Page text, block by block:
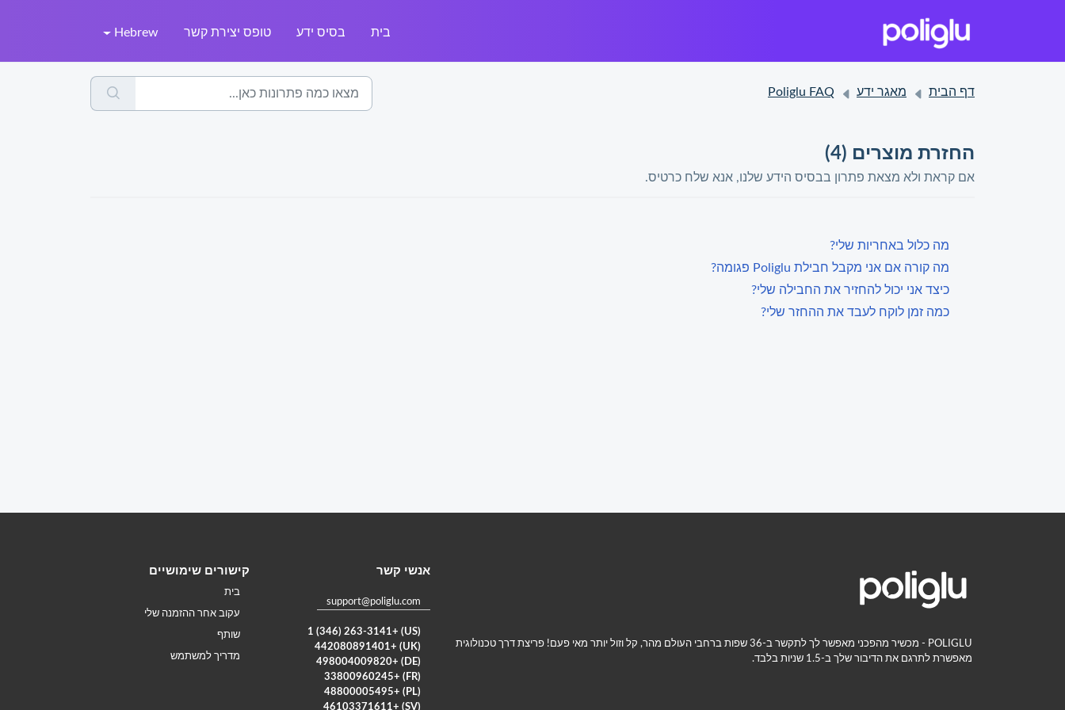
בית בסיס ידע טופס יצירת קשר Hebrew
דף הבית מאגר ידע Poliglu FAQ
החזרת מוצרים (4)
אם קראת ולא מצאת פתרון בבסיס הידע שלנו, אנא שלח כרטיס.
מה כלול באחריות שלי?
מה קורה אם אני מקבל חבילת Poliglu פגומה?
כיצד אני יכול להחזיר את החבילה שלי?
כמה זמן לוקח לעבד את ההחזר שלי?
POLIGLU - מכשיר מהפכני מאפשר לך לתקשר ב-36 שפות ברחבי העולם מהר, קל וזול יותר מאי פעם! פריצת דרך טכנולוגית
מאפשרת לתרגם את הדיבור שלך ב-1.5 שניות בלבד.
אנשי קשר
support@poliglu.com
(US) +1 (346) 263-3141
(UK) +442080891401
(DE) +498004009820
(FR) +33800960245
(PL) +48800005495
(SV) +46103371611
קישורים שימושיים
בית
עקוב אחר ההזמנה שלי
שותף
מדריך למשתמש